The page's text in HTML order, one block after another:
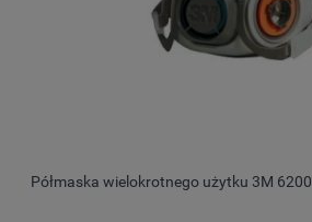
Półmaska wielokrotnego użytku 3M